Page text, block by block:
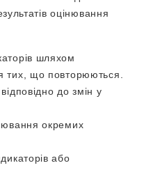
оцінювання
шляхом
тих, що повторюються.
до змін у
окремих
або